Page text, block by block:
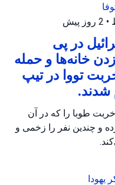
• 2 روز پیش
در پی
خانه‌ها و حمله
تووا در تیپ
شدند.
طوبا را که در آن
و چندین نفر را زخمی و
یهودا